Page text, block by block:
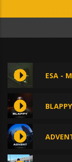
ESA -